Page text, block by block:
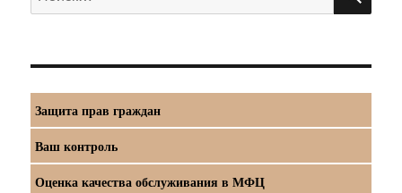
Защита прав граждан
Ваш контроль
Оценка качества обслуживания в МФЦ